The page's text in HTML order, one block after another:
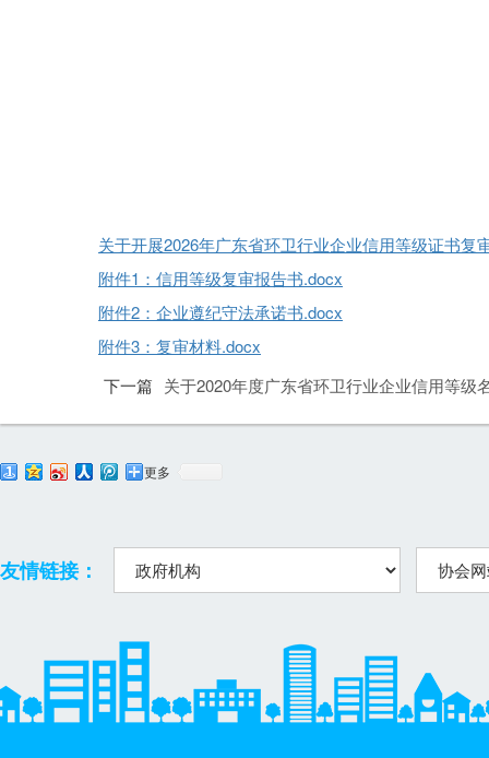
关于开展2026年广东省环卫行业企业信用等级证书复
附件1：信用等级复审报告书.docx
附件2：企业遵纪守法承诺书.docx
附件3：复审材料.docx
下一篇 关于2020年度广东省环卫行业企业信用等级
更多
友情链接：